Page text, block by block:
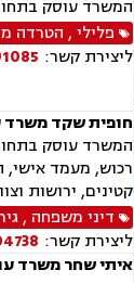
המשרד עוסק
פלילי, הטרדה
ליצירת קשר:
חופית שקד משרד
המשרד עוסק
רכוש, מעמד אישי,
קטינים, ירושות
דיני משפחה ,
ליצירת קשר:
איתי שחר משרד